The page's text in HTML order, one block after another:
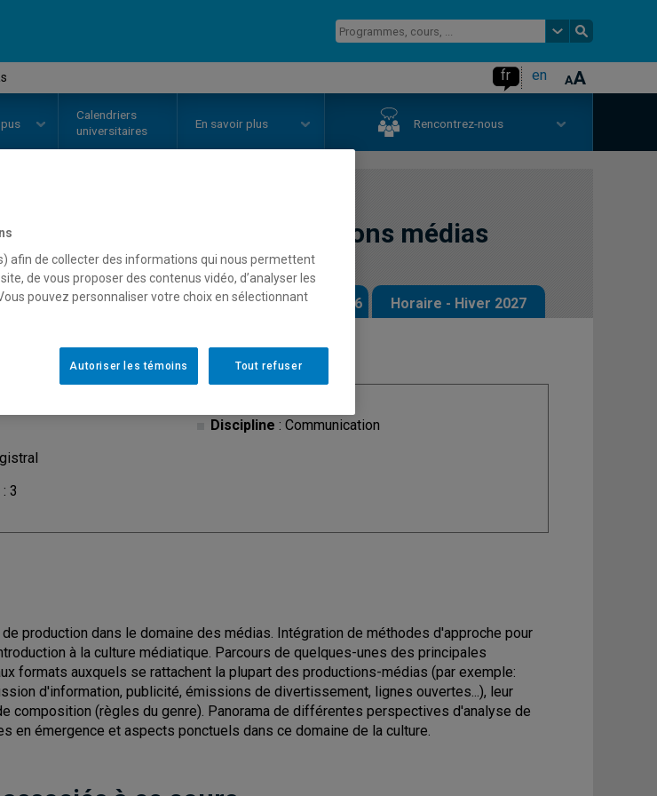
fr en
Calendriers
universitaires
En savoir plus Rencontrez-nous
Analyse des productions médias
Horaire - Été 2026 Horaire - Automne 2026 Horaire - Hiver 2027
: 3
Discipline : Communication
production dans le domaine des médias. Intégration de méthodes d'approche pour
à la culture médiatique. Parcours de quelques-unes des principales
formats auxquels se rattachent la plupart des productions-médias (par exemple:
d'information, publicité, émissions de divertissement, lignes ouvertes...), leur
composition (règles du genre). Panorama de différentes perspectives d'analyse de
en émergence et aspects ponctuels dans ce domaine de la culture.
afin de collecter des informations qui nous permettent
de vous proposer des contenus vidéo, d’analyser les
pouvez personnaliser votre choix en sélectionnant
Tout refuser
Autoriser les témoins